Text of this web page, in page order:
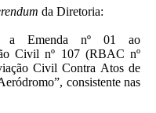
da Diretoria:
a Emenda nº 01 ao
Civil nº 107 (RBAC nº
Civil Contra Atos de
consistente nas